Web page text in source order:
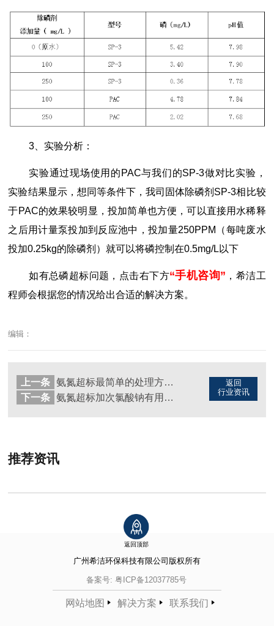
3、实验分析：
实验通过现场使用的PAC与我们的SP-3做对比实验，
实验结果显示，想同等条件下，我司固体除磷剂SP-3相比较
于PAC的效果较明显，投加简单也方便，可以直接用水稀释
之后用计量泵投加到反应池中，投加量250PPM（每吨废水
投加0.25kg的除磷剂）就可以将磷控制在0.5mg/L以下
如有总磷超标问题，点击右下方“手机咨询” ，希洁工
程师会根据您的情况给出合适的解决方案。
编辑：
返回
行业资讯
上一条
氨氮超标最简单的处理方法（图）
下一条
氨氮超标加次氯酸钠有用吗（图）
推荐资讯
返回顶部
广州希洁环保科技有限公司 版权所有
备案号: 粤ICP备12037785号
网站地图 解决方案 联系我们